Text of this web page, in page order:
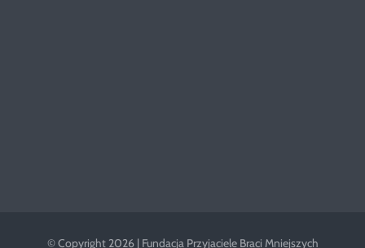
© Copyright 2026 | Fundacja Przyjaciele Braci Mniejszych